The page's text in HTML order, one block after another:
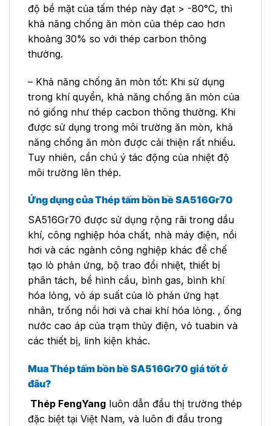
độ bề mặt của tấm thép này đạt > -80°C, thì
khả năng chống ăn mòn của thép cao hơn
khoảng 30% so với thép carbon thông
thường.
– Khả năng chống ăn mòn tốt: Khi sử dụng
trong khí quyển, khả năng chống ăn mòn của
nó giống như thép cacbon thông thường. Khi
được sử dụng trong môi trường ăn mòn, khả
năng chống ăn mòn được cải thiện rất nhiều.
Tuy nhiên, cần chú ý tác động của nhiệt độ
môi trường lên thép.
Ứng dụng của Thép tấm bồn bề SA516Gr70
SA516Gr70 được sử dụng rộng rãi trong dầu
khí, công nghiệp hóa chất, nhà máy điện, nồi
hơi và các ngành công nghiệp khác để chế
tạo lò phản ứng, bộ trao đổi nhiệt, thiết bị
phân tách, bể hình cầu, bình gas, bình khí
hóa lỏng, vỏ áp suất của lò phản ứng hạt
nhân, trống nồi hơi và chai khí hóa lỏng. , ống
nước cao áp của trạm thủy điện, vỏ tuabin và
các thiết bị, linh kiện khác.
Mua Thép tấm bồn bề SA516Gr70 giá tốt ở
đâu?
Thép FengYang luôn dẫn đầu thị trường thép
đặc biệt tại Việt Nam, và luôn đi đầu trong